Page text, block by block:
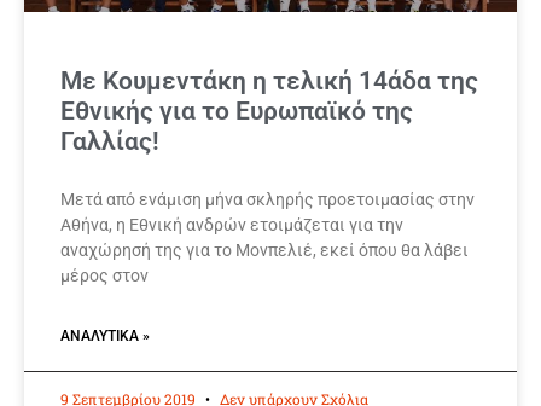
Με Κουμεντάκη η τελική 14άδα της
Εθνικής για το Ευρωπαϊκό της
Γαλλίας!
Μετά από ενάμιση μήνα σκληρής προετοιμασίας στην
Αθήνα, η Εθνική ανδρών ετοιμάζεται για την
αναχώρησή της για το Μονπελιέ, εκεί όπου θα λάβει
μέρος στον
ΑΝΑΛΥΤΙΚΆ »
9 Σεπτεμβρίου 2019 Δεν υπάρχουν Σχόλια